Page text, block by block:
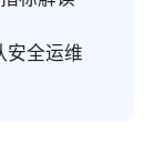
安全运维